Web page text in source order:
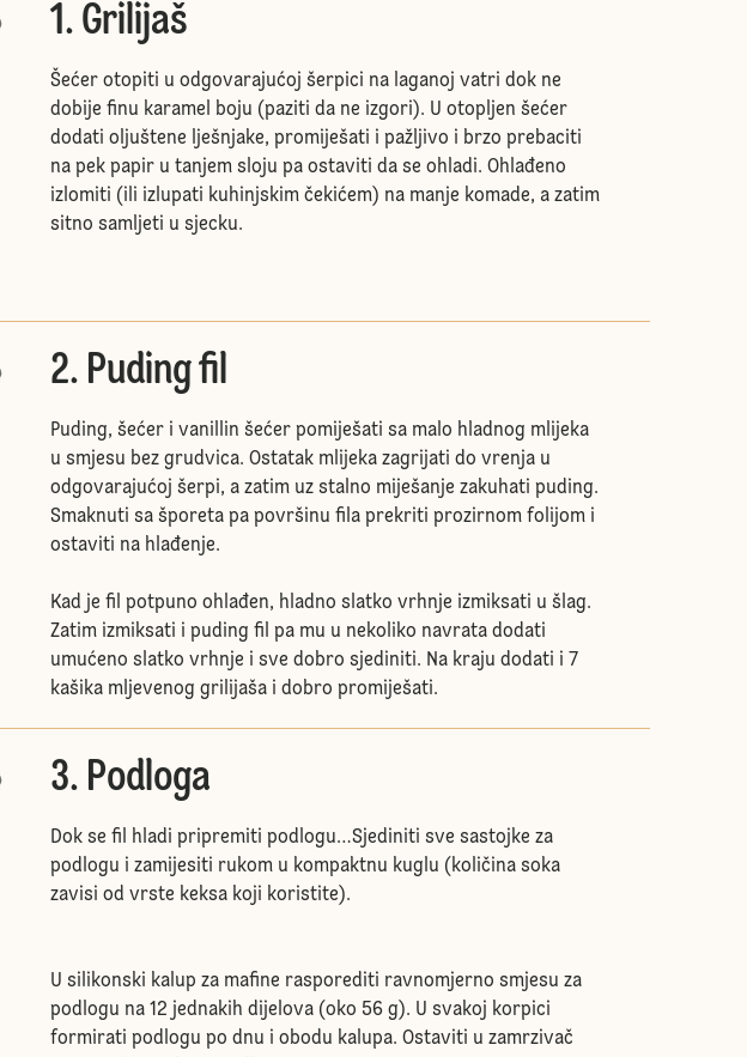
1. Grilijaš
Šećer otopiti u odgovarajućoj šerpici na laganoj vatri dok ne
dobije finu karamel boju (paziti da ne izgori). U otopljen šećer
dodati oljuštene lješnjake, promiješati i pažljivo i brzo prebaciti
na pek papir u tanjem sloju pa ostaviti da se ohladi. Ohlađeno
izlomiti (ili izlupati kuhinjskim čekićem) na manje komade, a zatim
sitno samljeti u sjecku.
2. Puding fil
Puding, šećer i vanillin šećer pomiješati sa malo hladnog mlijeka
u smjesu bez grudvica. Ostatak mlijeka zagrijati do vrenja u
odgovarajućoj šerpi, a zatim uz stalno miješanje zakuhati puding.
Smaknuti sa šporeta pa površinu fila prekriti prozirnom folijom i
ostaviti na hlađenje.
Kad je fil potpuno ohlađen, hladno slatko vrhnje izmiksati u šlag.
Zatim izmiksati i puding fil pa mu u nekoliko navrata dodati
umućeno slatko vrhnje i sve dobro sjediniti. Na kraju dodati i 7
kašika mljevenog grilijaša i dobro promiješati.
3. Podloga
Dok se fil hladi pripremiti podlogu…Sjediniti sve sastojke za
podlogu i zamijesiti rukom u kompaktnu kuglu (količina soka
zavisi od vrste keksa koji koristite).
U silikonski kalup za mafine rasporediti ravnomjerno smjesu za
podlogu na 12 jednakih dijelova (oko 56 g). U svakoj korpici
formirati podlogu po dnu i obodu kalupa. Ostaviti u zamrzivač